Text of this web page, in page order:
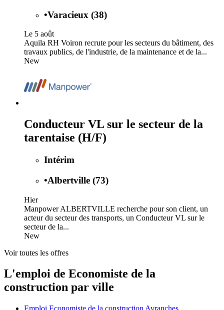
•Varacieux (38)
Le 5 août
Aquila RH Voiron recrute pour les secteurs du bâtiment, des
travaux publics, de l'industrie, de la maintenance et de la...
New
Conducteur VL sur le secteur de la
tarentaise (H/F)
Intérim
•Albertville (73)
Hier
Manpower ALBERTVILLE recherche pour son client, un
acteur du secteur des transports, un Conducteur VL sur le
secteur de la...
New
Voir toutes les offres
L'emploi de Economiste de la
construction par ville